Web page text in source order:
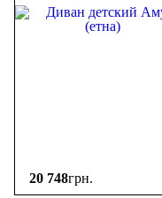
20 748грн.